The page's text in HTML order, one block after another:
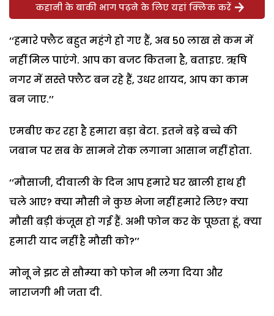
कहानी के बाकी भाग पढ़ने के लिए यहां क्लिक करें
‘‘हमारे फ्लैट बहुत महंगे हो गए हैं, अब 50 लाख से कम में
नहीं मिल पाएंगे. आप का बजट कितना है, बताइए. ऋषि
नगर में सस्ते फ्लैट बन रहे हैं, उधर शायद, आप का काम
बन जाए.’’
एमबीए कर रहा है हमारा बड़ा बेटा. इतने बडे़ बच्चे की
जबान पर सब के सामने रोक लगाना आसान नहीं होता.
‘‘मौसाजी, दीवाली के दिन आप हमारे घर खाली हाथ ही
चले आए? क्या मौसी ने कुछ भेजा नहीं हमारे लिए? क्या
मौसी बड़ी कंजूस हो गई हैं. अभी फोन कर के पूछता हूं, क्या
हमारी याद नहीं है मौसी को?’’
मोनू ने झट से सौम्या को फोन भी लगा दिया और
नाराजगी भी जता दी.